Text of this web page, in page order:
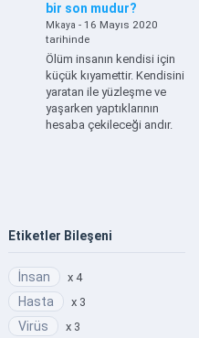
bir son mudur?
Mkaya - 16 Mayıs 2020
tarihinde
Ölüm insanın kendisi için
küçük kıyamettir. Kendisini
yaratan ile yüzleşme ve
yaşarken yaptıklarının
hesaba çekileceği andır.
Etiketler Bileşeni
İnsan x 4
Hasta x 3
Virüs x 3